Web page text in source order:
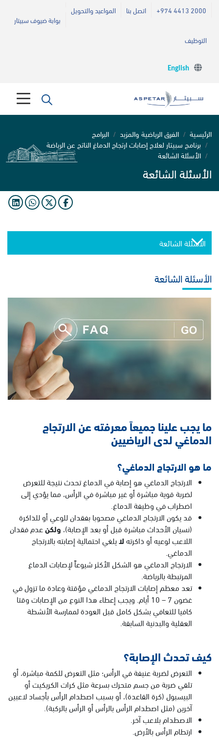
+974 4413 2000 اتصل بنا
المواعيد والتحويل
بوابة ضيوف سبيتار
التوظيف
English
الرئيسية الفرق الرياضية والمزيد
البرامج
برنامج سبيتار لعلاج إصابات ارتجاج الدماغ الناتج عن الرياضة
الأسئلة الشائعة
الأسئلة الشائعة
الأسئلة الشائعة
الأسئلة الشائعة
ما يجب علينا جميعاً معرفته عن الارتجاج
الدماغي لدى الرياضيين
ما هو الارتجاج الدماغي؟
الارتجاج الدماغي هو إصابة في الدماغ تحدث نتيجة للتعرض
لضربة قوية مباشرة أو غير مباشرة في الرأس، مما يؤدي إلى
اضطراب في وظيفة الدماغ.
قد يكون الارتجاج الدماغي مصحوبا بفقدان للوعي أو للذاكرة
(نسيان الأحداث مباشرة قبل أو بعد الإصابة)، ولكن عدم فقدان
اللاعب لوعيه أو ذاكرته لايلغي احتمالية إصابته بالارتجاج
الدماغي.
الارتجاج الدماغي هو الشكل الأكثر شيوعاً لإصابات الدماغ
المرتبطة بالرياضة.
تعد معظم إصابات الارتجاج الدماغي مؤقتة وعادة ما تزول في
غضون 7 – 10 أيام. ويجب إعطاء هذا النوع من الإصابات وقتا
كافيا للتعافي بشكل كامل قبل العودة لممارسة الأنشطة
العقلية والبدنية السابقة.
كيف تحدث الإصابة؟
التعرض لضربة عنيفة في الرأس؛ مثل التعرض للكمة مباشرة، أو
تلقي ضربة من جسم متحرك بسرعة مثل كرات الكريكيت أو
البيسبول (كرة القاعدة)، أو بسبب اصطدام الرأس بأجساد لاعبين
آخرين (مثل اصطدام الرأس بالرأس أو الرأس بالركبة).
الاصطدام بلاعب آخر.
ارتطام الرأس بالأرض.